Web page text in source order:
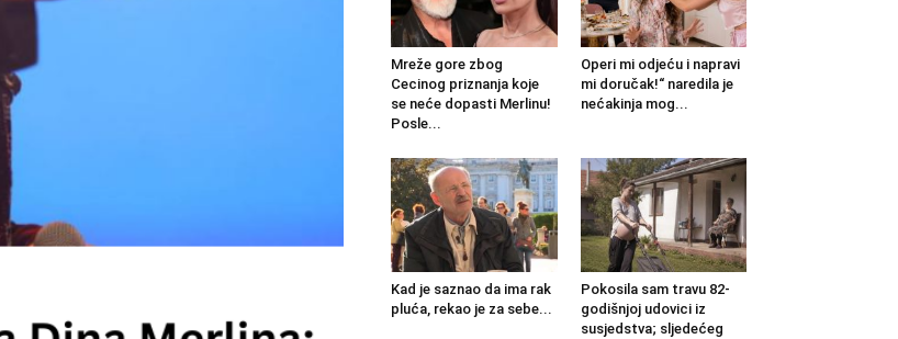
Mreže gore zbog
Cecinog priznanja koje
se neće dopasti Merlinu!
Posle...
Operi mi odjeću i napravi
mi doručak!“ naredila je
nećakinja mog...
Kad je saznao da ima rak
pluća, rekao je za sebe...
Pokosila sam travu 82-
godišnjoj udovici iz
susjedstva; sljedećeg